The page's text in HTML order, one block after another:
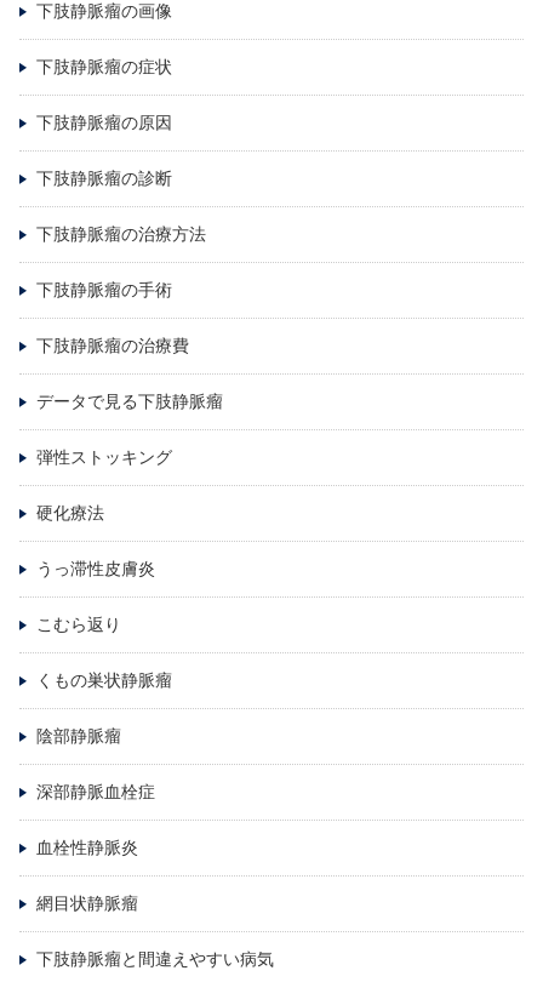
下肢静脈瘤の画像
下肢静脈瘤の症状
下肢静脈瘤の原因
下肢静脈瘤の診断
下肢静脈瘤の治療方法
下肢静脈瘤の手術
下肢静脈瘤の治療費
データで見る下肢静脈瘤
弾性ストッキング
硬化療法
うっ滞性皮膚炎
こむら返り
くもの巣状静脈瘤
陰部静脈瘤
深部静脈血栓症
血栓性静脈炎
網目状静脈瘤
下肢静脈瘤と間違えやすい病気